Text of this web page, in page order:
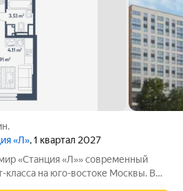
«Л», 1 квартал 2027
«Л»» современный
на юго-востоке Москвы. В